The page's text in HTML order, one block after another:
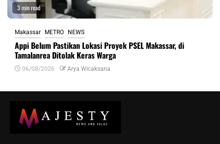
3 min read
Makassar METRO NEWS
Appi Belum Pastikan Lokasi Proyek PSEL Makassar, di
Tamalanrea Ditolak Keras Warga
06/08/2026 Arya Wicaksana